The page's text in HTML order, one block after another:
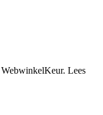
WebwinkelKeur. Lees